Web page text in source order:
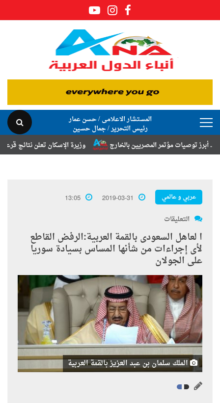
المستشار الاعلامى / حسن عمار
رئيس التحرير / جمال حسين
وزيرة الإسكان تعلن نتائج قرعة تخصيص
مؤتمر المصريين بالخارج
عربي و عالمي 2019-03-31
13:05
التعليقات
ا لعاهل السعودى بالقمة العربية:الرفض القاطع
لأى إجراءات من شأنها المساس بسيادة سوريا
على الجولان
الملك سلمان بن عبد العزيز بالقمة العربية